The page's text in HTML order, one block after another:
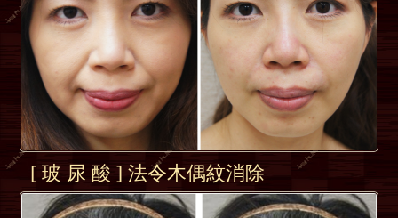
[ 玻 尿 酸 ] 法令木偶紋消除